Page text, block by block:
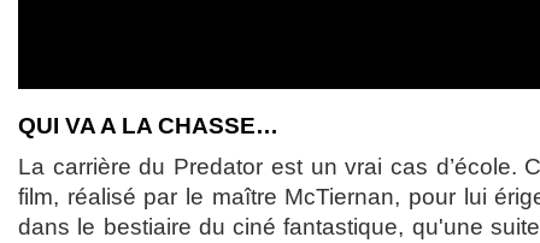
QUI VA A LA CHASSE…
La carrière du Predator est un vrai cas d’école.
film, réalisé par le maître McTiernan, pour lui
dans le bestiaire du ciné fantastique, qu'une